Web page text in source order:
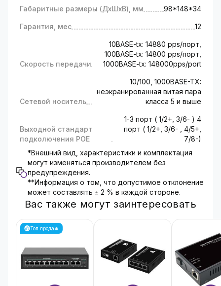
Габаритные размеры (ДхШхВ), мм 98*148*34
Гарантия, мес 12
Скорость передачи
10BASE-tx: 14880 pps/порт,
100BASE-tx: 14800 pps/порт,
1000BASE-tx: 148000pps/port
Сетевой носитель
10/100, 1000BASE-TX:
неэкранированная витая пара
класса 5 и выше
Выходной стандарт
подколючения РОЕ
1-3 порт ( 1/2+, 3/6- ) 4
порт ( 1/2+, 3/6- , 4/5+,
7/8-)
*Внешний вид, характеристики и комплектация
могут изменяться производителем без
предупреждения.
**Информация о том, что допустимое отклонение
может составлять ± 2 % в каждой стороне.
Вас также могут заинтересовать
Топ продаж